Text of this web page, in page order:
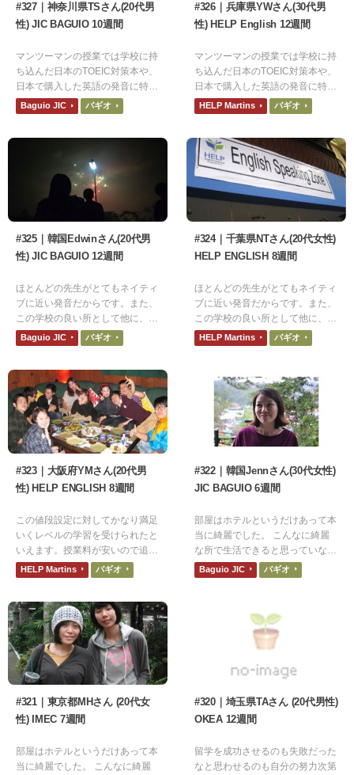
#327｜神奈川県TSさん(20代男
性) JIC BAGUIO 10週間
マンツーマンの授業では学校に持
ち込んだ日本のTOEIC対策本や、
日本で購入した英語の発音に特化
した参考書を使って、先生方が授
業をカスタマイズして頂いたこと
Baguio JIC バギオ
#326｜兵庫県YWさん(30代男
性) HELP English 12週間
マンツーマンの授業では学校に持
ち込んだ日本のTOEIC対策本や、
日本で購入した英語の発音に特化
した参考書を使って、先生方が授
業をカスタマイズして頂いたこと
HELP Martins バギオ
#325｜韓国Edwinさん(20代男
性) JIC BAGUIO 12週間
ほとんどの先生がとてもネイティ
ブに近い発音だからです。また、
この学校の良い所として他に、日
本人が少ない所があげられます。
周りにいるのが韓国人なので、週
きます。
Baguio JIC バギオ
#324｜千葉県NTさん(20代女性)
HELP ENGLISH 8週間
ほとんどの先生がとてもネイティ
ブに近い発音だからです。また、
この学校の良い所として他に、日
本人が少ない所があげられます。
周りにいるのが韓国人なので、週
きます。
HELP Martins バギオ
#323｜大阪府YMさん(20代男
性) HELP ENGLISH 8週間
この値段設定に対してかなり満足
いくレベルの学習を受けられたと
いえます。授業料が安いので追加
のマンツーマンレッスンも気楽に
申請できたというのも大きな利点
HELP Martins バギオ
#322｜韓国Jennさん(30代女性)
JIC BAGUIO 6週間
部屋はホテルというだけあって本
当に綺麗でした。 こんなに綺麗
な所で生活できると思っていなか
ったので、 初めに部屋を見た時
はビックリしました。
Baguio JIC バギオ
#321｜東京都MHさん (20代女
性) IMEC 7週間
部屋はホテルというだけあって本
当に綺麗でした。 こんなに綺麗
#320｜埼玉県TAさん (20代男性)
OKEA 12週間
留学を成功させるのも失敗だった
なと思わせるのも自分の努力次第